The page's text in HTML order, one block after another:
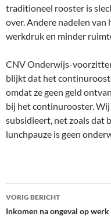
traditioneel rooster is
over. Andere nadelen
werkdruk en minder
CNV Onderwijs-
blijkt dat het
omdat ze geen geld
bij het continurooster.
subsidieert, net zoals dat
lunchpauze is geen
Bericht
navigatie
VORIG BERICHT
Inkomen na ongeval op